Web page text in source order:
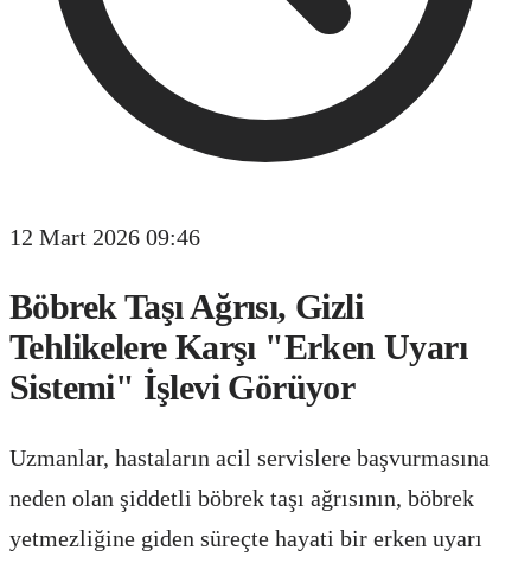
12 Mart 2026 09:46
Böbrek Taşı Ağrısı, Gizli
Tehlikelere Karşı "Erken Uyarı
Sistemi" İşlevi Görüyor
Uzmanlar, hastaların acil servislere başvurmasına
neden olan şiddetli böbrek taşı ağrısının, böbrek
yetmezliğine giden süreçte hayati bir erken uyarı